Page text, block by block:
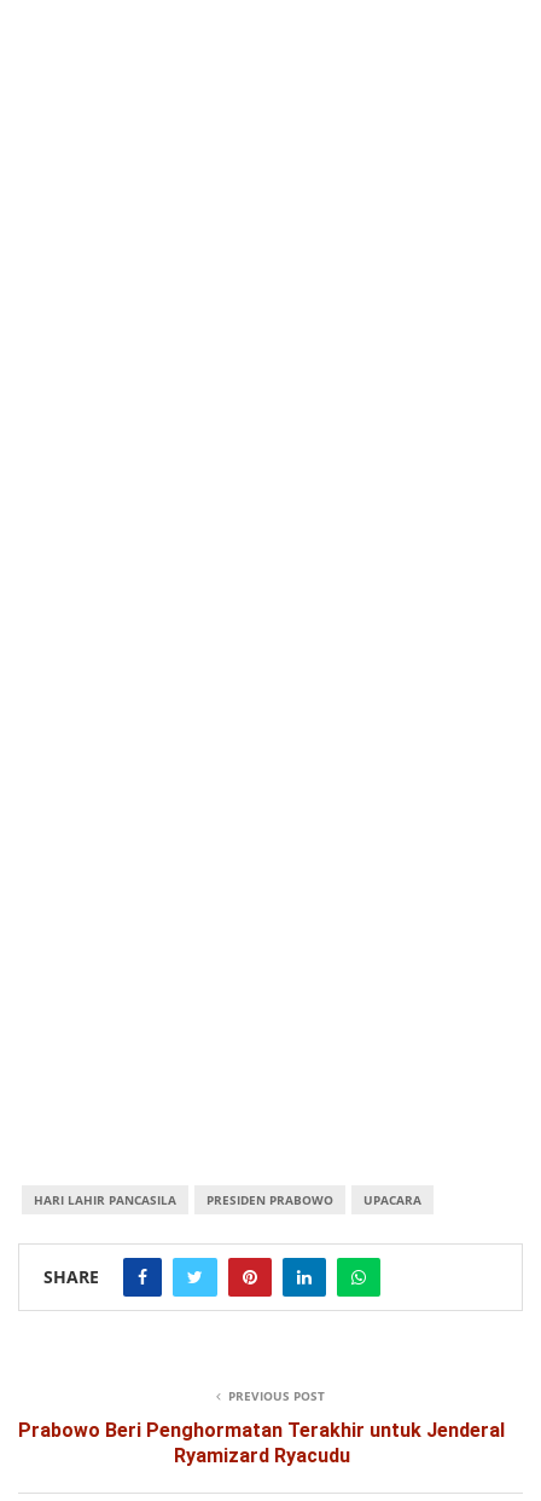
HARI LAHIR PANCASILA PRESIDEN PRABOWO UPACARA
SHARE
PREVIOUS POST
Prabowo Beri Penghormatan Terakhir untuk Jenderal
Ryamizard Ryacudu